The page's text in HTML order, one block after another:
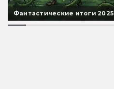
Фантастические итоги 2025